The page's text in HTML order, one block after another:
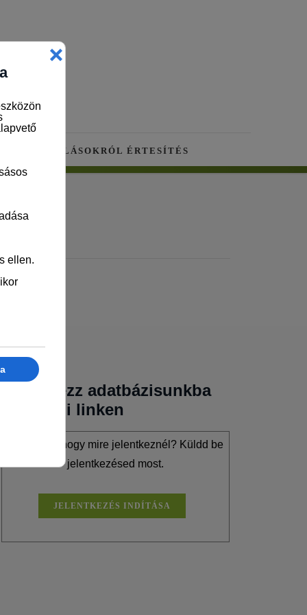
ÚJ ÁLLÁSOKRÓL ÉRTESÍTÉS
Jelentkezz adatbázisunkba
az alábbi linken
Már tudod, hogy mire jelentkeznél? Küldd be
jelentkezésed most.
JELENTKEZÉS INDÍTÁSA